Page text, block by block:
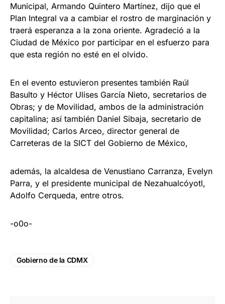
Municipal, Armando Quintero Martínez, dijo que el
Plan Integral va a cambiar el rostro de marginación y
traerá esperanza a la zona oriente. Agradeció a la
Ciudad de México por participar en el esfuerzo para
que esta región no esté en el olvido.
En el evento estuvieron presentes también Raúl
Basulto y Héctor Ulises García Nieto, secretarios de
Obras; y de Movilidad, ambos de la administración
capitalina; así también Daniel Sibaja, secretario de
Movilidad; Carlos Arceo, director general de
Carreteras de la SICT del Gobierno de México,
además, la alcaldesa de Venustiano Carranza, Evelyn
Parra, y el presidente municipal de Nezahualcóyotl,
Adolfo Cerqueda, entre otros.
-o0o-
Gobierno de la CDMX